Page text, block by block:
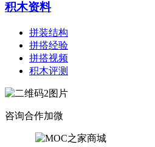
积木资料
拼装结构
拼搭经验
拼搭视频
积木评测
咨询合作加微